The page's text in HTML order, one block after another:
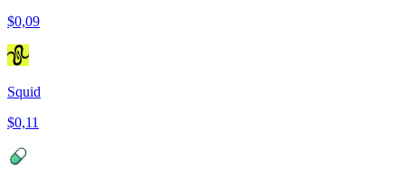
$0,09
Squid
$0,11